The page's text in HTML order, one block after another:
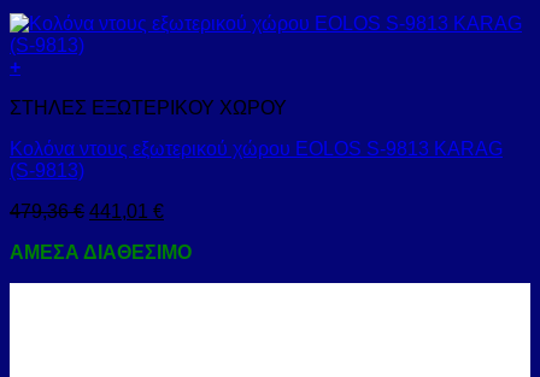
+
ΣΤΗΛΕΣ ΕΞΩΤΕΡΙΚΟΥ ΧΩΡΟΥ
Κολόνα ντους εξωτερικού χώρου EOLOS S-9813 KARAG
(S-9813)
479,36€ 441,01 €
ΑΜΕΣΑ ΔΙΑΘΕΣΙΜΟ